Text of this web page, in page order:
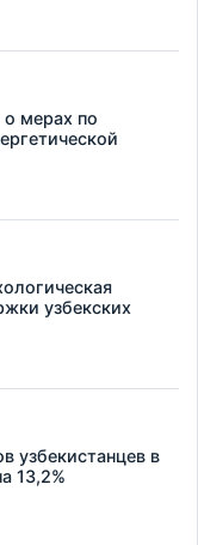
мерах по
узбекских
узбекистанцев в
13,2%